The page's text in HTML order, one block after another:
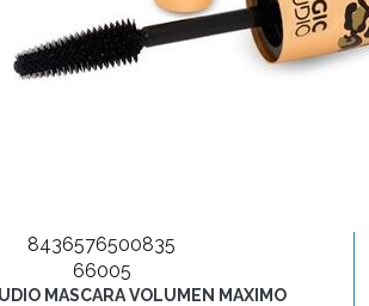
8436576500835
66005
MASCARA VOLUMEN MAXIMO